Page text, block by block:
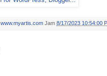
www.myartis.com Jam 8/17/2023 10:54:00